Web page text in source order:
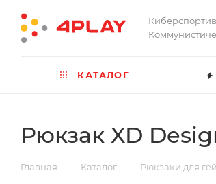
КАТАЛОГ
Рюкзак XD
Главная — Каталог — Рюкзаки для